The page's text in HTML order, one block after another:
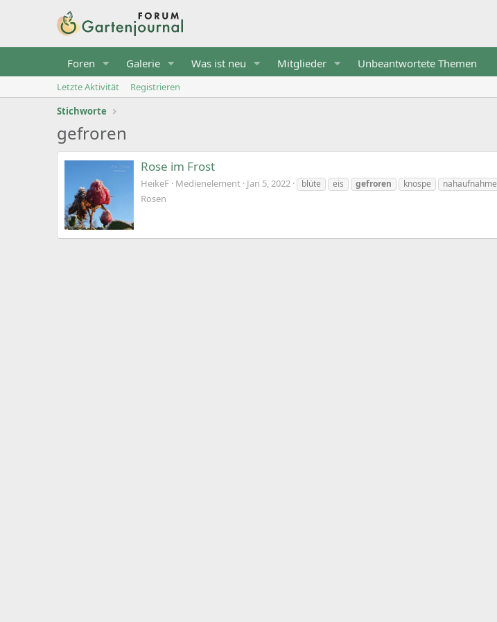
Foren Galerie Was ist neu Mitglieder Unbeantwortete Themen
Letzte Aktivität
Registrieren
Stichworte
gefroren
Rose im Frost
HeikeF Medienelement Jan 5, 2022 blüte eis gefroren knospe nahaufnahme
Rosen